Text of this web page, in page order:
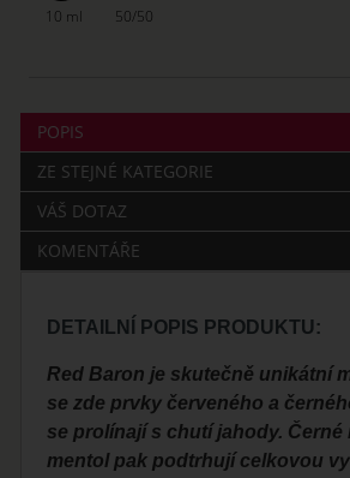
10 ml 50/50
POPIS
ZE STEJNÉ KATEGORIE
VÁŠ DOTAZ
KOMENTÁŘE
DETAILNÍ POPIS PRODUKTU:
Red Baron je skutečně unikátní
se zde prvky červeného a
se prolínají s chutí jahody. Černé
mentol pak podtrhují celkovou